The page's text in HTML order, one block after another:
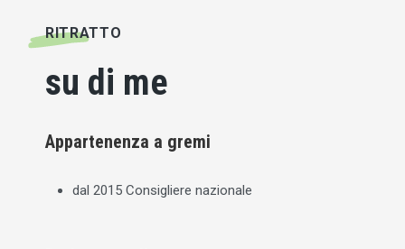
RITRATTO
su di me
Appartenenza a gremi
dal 2015 Consigliere nazionale